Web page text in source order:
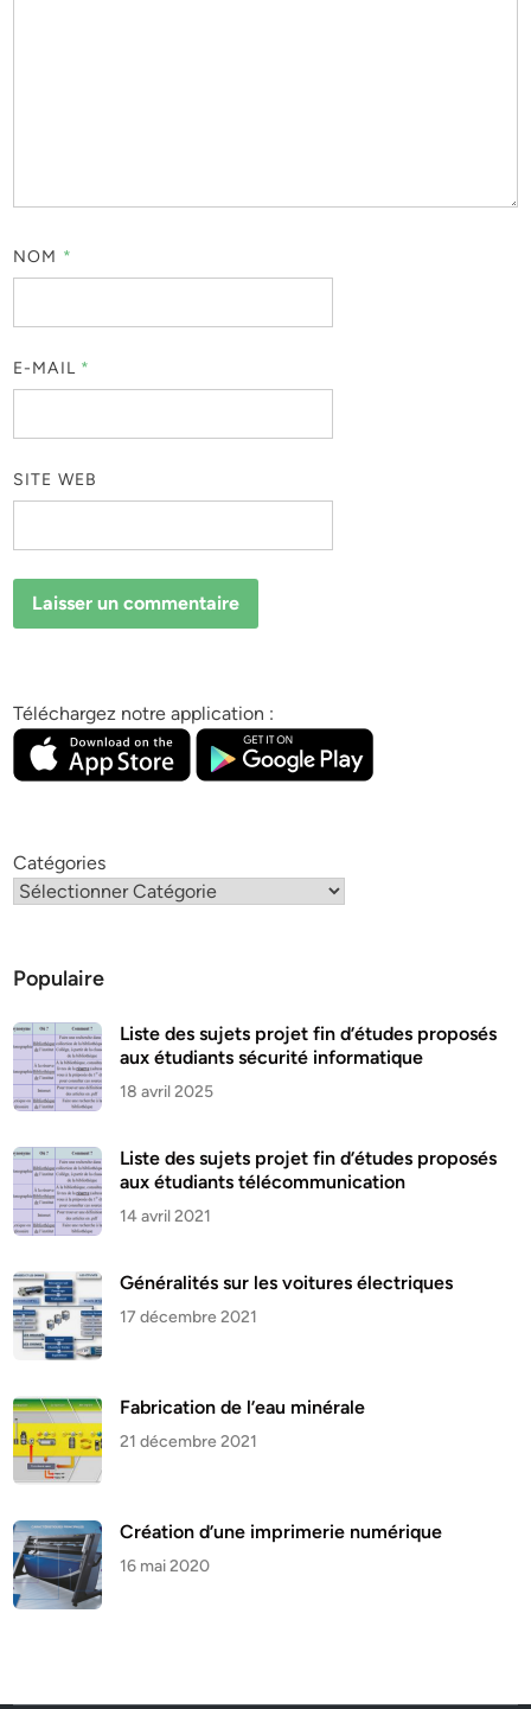
NOM *
E-MAIL *
SITE WEB
Téléchargez notre application :
Catégories
Populaire
Liste des sujets projet fin d’études proposés
aux étudiants sécurité informatique
18 avril 2025
Liste des sujets projet fin d’études proposés
aux étudiants télécommunication
14 avril 2021
Généralités sur les voitures électriques
17 décembre 2021
Fabrication de l’eau minérale
21 décembre 2021
Création d’une imprimerie numérique
16 mai 2020